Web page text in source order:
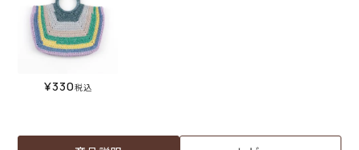
¥330税込